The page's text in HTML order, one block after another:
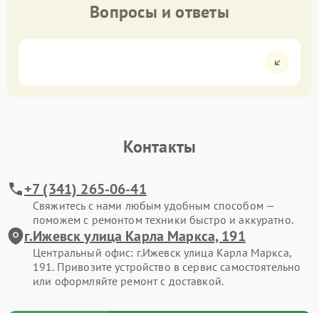
Вопросы и ответы
Контакты
+7 (341) 265-06-41
Свяжитесь с нами любым удобным способом —
поможем с ремонтом техники быстро и аккуратно.
г.Ижевск улица Карла Маркса, 191
Центральный офис: г.Ижевск улица Карла Маркса,
191. Привозите устройство в сервис самостоятельно
или оформляйте ремонт с доставкой.